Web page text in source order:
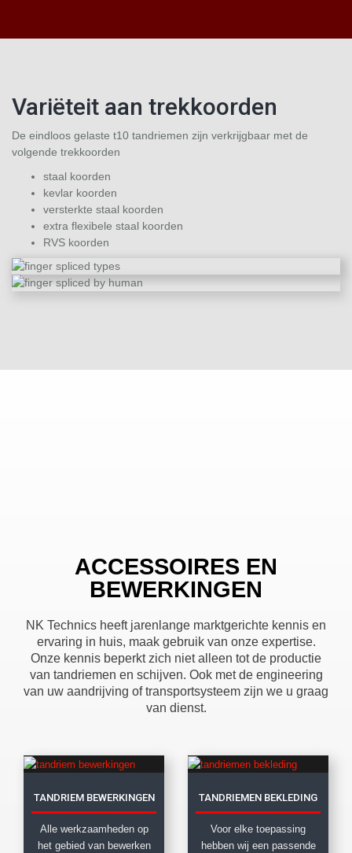
Variëteit aan trekkoorden
De eindloos gelaste t10 tandriemen zijn verkrijgbaar met de
volgende trekkoorden
staal koorden
kevlar koorden
versterkte staal koorden
extra flexibele staal koorden
RVS koorden
ACCESSOIRES EN
BEWERKINGEN
NK Technics heeft jarenlange marktgerichte kennis en
ervaring in huis, maak gebruik van onze expertise.
Onze kennis beperkt zich niet alleen tot de productie
van tandriemen en schijven. Ook met de engineering
van uw aandrijving of transportsysteem zijn we u graag
van dienst.
TANDRIEM BEWERKINGEN
Alle werkzaamheden op
het gebied van bewerken
TANDRIEMEN BEKLEDING
Voor elke toepassing
hebben wij een passende